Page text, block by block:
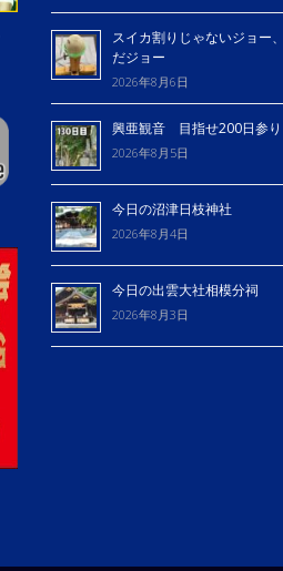
スイカ割りじゃないジョー
だジョー
2026年8月6日
興亜観音 目指せ200日
2026年8月5日
今日の沼津日枝神社
2026年8月4日
今日の出雲大社相模分祠
2026年8月3日